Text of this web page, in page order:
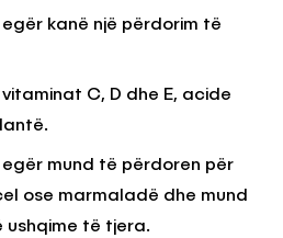
kanë një përdorim të
C, D dhe E, acide
mund të përdoren për
ose marmaladë dhe mund
ushqime të tjera.